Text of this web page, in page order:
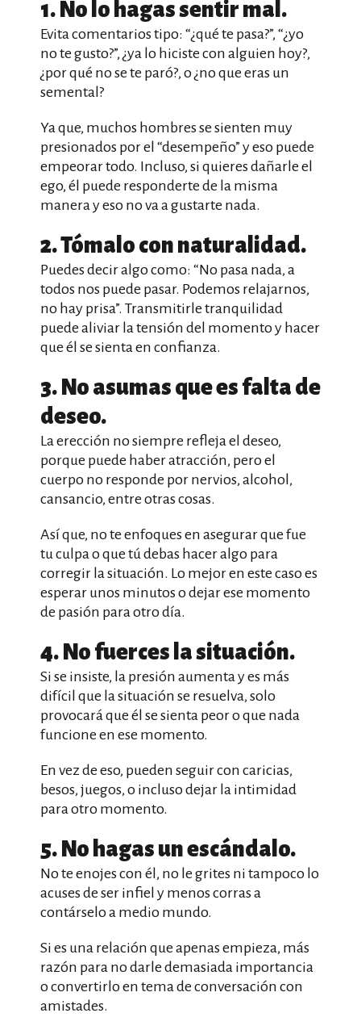
1. No lo hagas sentir mal.
Evita comentarios tipo: “¿qué te pasa?”, “¿yo
no te gusto?”, ¿ya lo hiciste con alguien hoy?,
¿por qué no se te paró?, o ¿no que eras un
semental?
Ya que, muchos hombres se sienten muy
presionados por el “desempeño” y eso puede
empeorar todo. Incluso, si quieres dañarle el
ego, él puede responderte de la misma
manera y eso no va a gustarte nada.
2. Tómalo con naturalidad.
Puedes decir algo como: “No pasa nada, a
todos nos puede pasar. Podemos relajarnos,
no hay prisa”. Transmitirle tranquilidad
puede aliviar la tensión del momento y hacer
que él se sienta en confianza.
3. No asumas que es falta de
deseo.
La erección no siempre refleja el deseo,
porque puede haber atracción, pero el
cuerpo no responde por nervios, alcohol,
cansancio, entre otras cosas.
Así que, no te enfoques en asegurar que fue
tu culpa o que tú debas hacer algo para
corregir la situación. Lo mejor en este caso es
esperar unos minutos o dejar ese momento
de pasión para otro día.
4. No fuerces la situación.
Si se insiste, la presión aumenta y es más
difícil que la situación se resuelva, solo
provocará que él se sienta peor o que nada
funcione en ese momento.
En vez de eso, pueden seguir con caricias,
besos, juegos, o incluso dejar la intimidad
para otro momento.
5. No hagas un escándalo.
No te enojes con él, no le grites ni tampoco lo
acuses de ser infiel y menos corras a
contárselo a medio mundo.
Si es una relación que apenas empieza, más
razón para no darle demasiada importancia
o convertirlo en tema de conversación con
amistades.